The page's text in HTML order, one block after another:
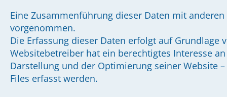
Eine Zusammenführung dieser Daten mit
vorgenommen.
Die Erfassung dieser Daten erfolgt auf Grundlage
Websitebetreiber hat ein berechtigtes Interesse
Darstellung und der Optimierung seiner Website
Files erfasst werden.